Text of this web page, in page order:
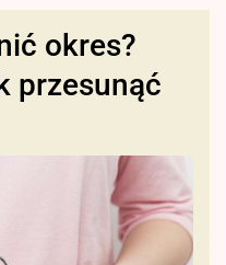
okres?
przesunąć